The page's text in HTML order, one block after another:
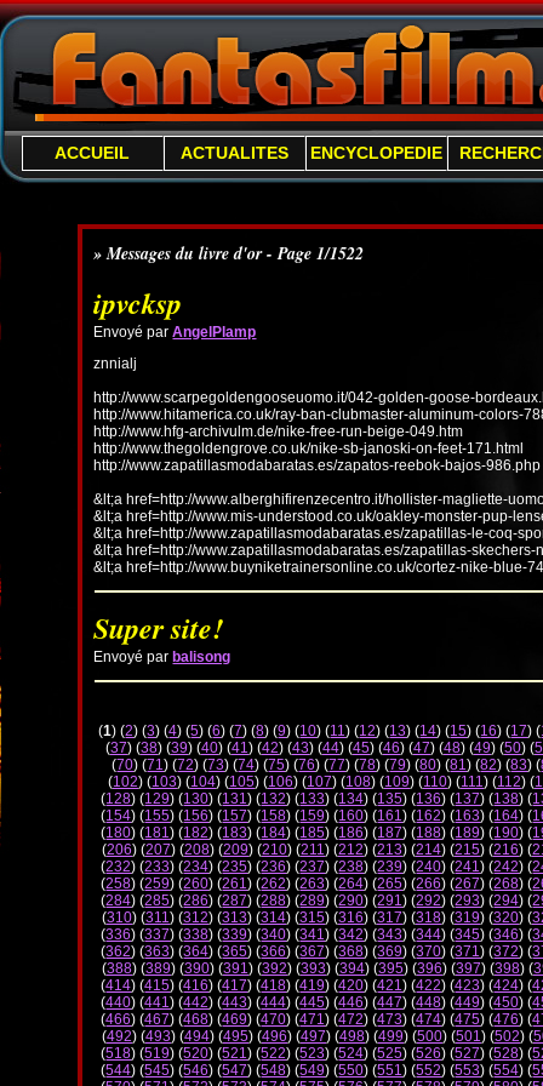
ACCUEIL ACTUALITES ENCYCLOPEDIE
» Messages du livre d'or - Page 1/1522
ipvcksp
Envoyé parAngelPlamp
znnialj
http://www.scarpegoldengooseuomo.it/042-golden-goose-
http://www.hitamerica.co.uk/ray-ban-clubmaster-aluminum-colors-
http://www.hfg-archivulm.de/nike-free-run-beige-049.htm
http://www.thegoldengrove.co.uk/nike-sb-janoski-on-feet-171.html
http://www.zapatillasmodabaratas.es/zapatos-reebok-bajos-986.php
&lt;a href=http://www.alberghifirenzecentro.it/hollister-magliette-
&lt;a href=http://www.mis-understood.co.uk/oakley-monster-pup-
&lt;a href=http://www.zapatillasmodabaratas.es/zapatillas-le-coq-
&lt;a href=http://www.zapatillasmodabaratas.es/zapatillas-
&lt;a href=http://www.buyniketrainersonline.co.uk/cortez-nike-blue-
Super site!
Envoyé par balisong
(1) (2) (3) (4) (5) (6) (7) (8) (9) (10) (11) (12) (13) (14) (15) (16) (17) (
(37) (38) (39) (40) (41) (42) (43) (44) (45) (46) (47) (48) (49) (50) (
(70) (71) (72) (73) (74) (75) (76) (77) (78) (79) (80) (81) (82) (83) (
(102) (103) (104) (105) (106) (107) (108) (109) (110) (111) (112) (
(128) (129) (130) (131) (132) (133) (134) (135) (136) (137) (138) (
(154) (155) (156) (157) (158) (159) (160) (161) (162) (163) (164) (
(180) (181) (182) (183) (184) (185) (186) (187) (188) (189) (190) (
(206) (207) (208) (209) (210) (211) (212) (213) (214) (215) (216) (
(232) (233) (234) (235) (236) (237) (238) (239) (240) (241) (242) (
(258) (259) (260) (261) (262) (263) (264) (265) (266) (267) (268) (
(284) (285) (286) (287) (288) (289) (290) (291) (292) (293) (294) (
(310) (311) (312) (313) (314) (315) (316) (317) (318) (319) (320) (
(336) (337) (338) (339) (340) (341) (342) (343) (344) (345) (346) (
(362) (363) (364) (365) (366) (367) (368) (369) (370) (371) (372) (
(388) (389) (390) (391) (392) (393) (394) (395) (396) (397) (398) (
(414) (415) (416) (417) (418) (419) (420) (421) (422) (423) (424) (
(440) (441) (442) (443) (444) (445) (446) (447) (448) (449) (450) (
(466) (467) (468) (469) (470) (471) (472) (473) (474) (475) (476) (
(492) (493) (494) (495) (496) (497) (498) (499) (500) (501) (502) (
(518) (519) (520) (521) (522) (523) (524) (525) (526) (527) (528) (
(544) (545) (546) (547) (548) (549) (550) (551) (552) (553) (554) (